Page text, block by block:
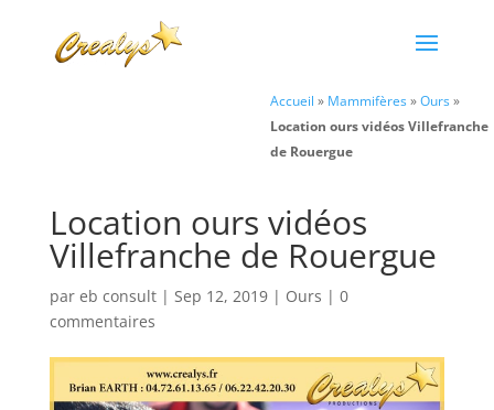
Accueil » Mammifères»Ours»
Location ours vidéos Villefranche
de Rouergue
Location ours vidéos
Villefranche de Rouergue
par eb consult| Sep 12, 2019| Ours | 0
commentaires